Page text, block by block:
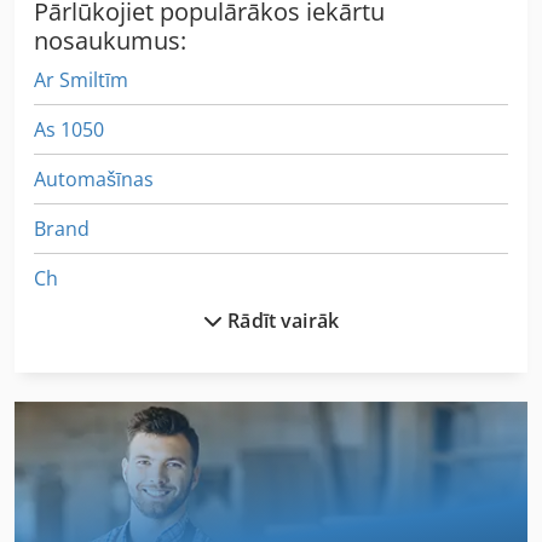
Pārlūkojiet populārākos iekārtu
nosaukumus:
Ar Smiltīm
As 1050
Automašīnas
Brand
Ch
Iespīlēšanas Vice
Kronšteins Ar Vārpstu
Rādīt vairāk